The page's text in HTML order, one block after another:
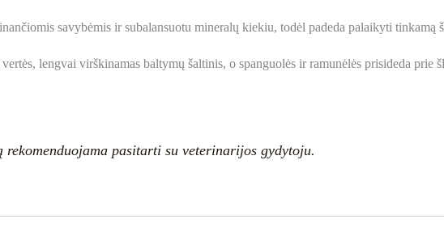
savybėmis ir subalansuotu mineralų kiekiu, todėl padeda palaikyti tinkamą
lengvai virškinamas baltymų šaltinis, o spanguolės ir ramunėlės prisideda prie
rekomenduojama pasitarti su veterinarijos gydytoju.